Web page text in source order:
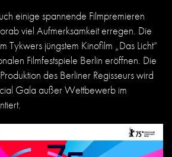
einige spannende Filmpremieren
viel Aufmerksamkeit erregen. Die
Tykwers jüngstem Kinofilm „Das Licht“
Filmfestspiele Berlin eröffnen. Die
des Berliner Regisseurs wird
Gala außer Wettbewerb im